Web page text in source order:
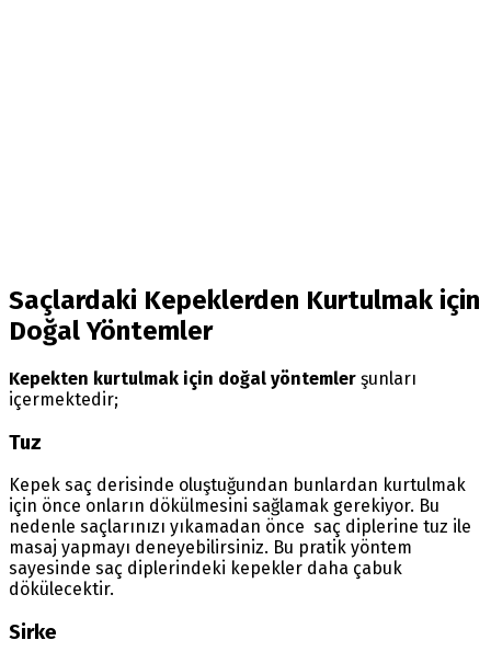
Saçlardaki Kepeklerden Kurtulmak için
Doğal Yöntemler
Kepekten kurtulmak için doğal yöntemler şunları
içermektedir;
Tuz
Kepek saç derisinde oluştuğundan bunlardan kurtulmak
için önce onların dökülmesini sağlamak gerekiyor. Bu
nedenle saçlarınızı yıkamadan önce saç diplerine tuz ile
masaj yapmayı deneyebilirsiniz. Bu pratik yöntem
sayesinde saç diplerindeki kepekler daha çabuk
dökülecektir.
Sirke